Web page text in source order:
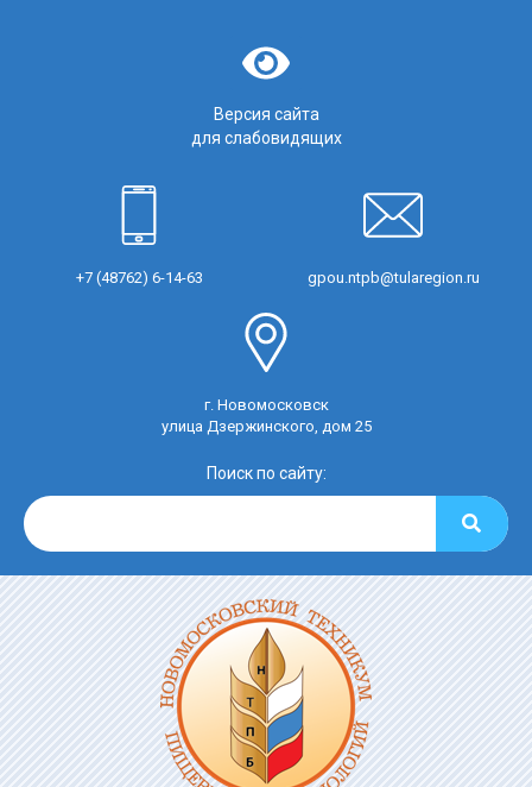
Версия сайта
для слабовидящих
+7 (48762) 6-14-63 gpou.ntpb@tularegion.ru
г. Новомосковск
улица Дзержинского, дом 25
Поиск по сайту: